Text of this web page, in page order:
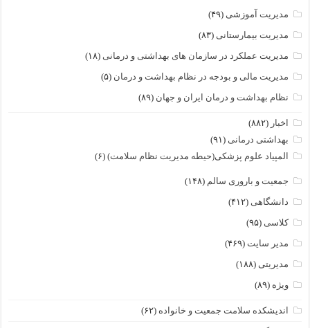
مدیریت آموزشی (۴۹)
مدیریت بیمارستانی (۸۳)
مدیریت عملکرد در سازمان های بهداشتی و درمانی (۱۸)
مدیریت مالی و بودجه در نظام بهداشت و درمان (۵)
نظام بهداشت و درمان ایران و جهان (۸۹)
اخبار (۸۸۲)
بهداشتی درمانی (۹۱)
المپیاد علوم پزشکی(حیطه مدیریت نظام سلامت) (۶)
جمعیت و باروری سالم (۱۴۸)
دانشگاهی (۴۱۲)
کلاسی (۹۵)
مدیر سایت (۴۶۹)
مدیریتی (۱۸۸)
ویژه (۸۹)
اندیشکده سلامت جمعیت و خانواده (۶۲)